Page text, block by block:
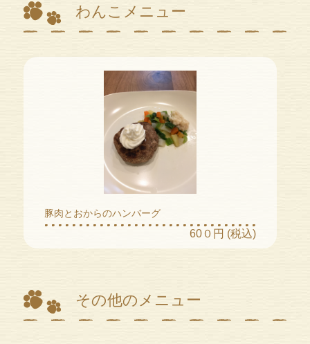
わんこメニュー
豚肉とおからのハンバーグ
60０円 (税込)
その他のメニュー